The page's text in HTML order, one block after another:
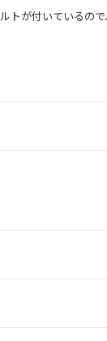
トが付いているの